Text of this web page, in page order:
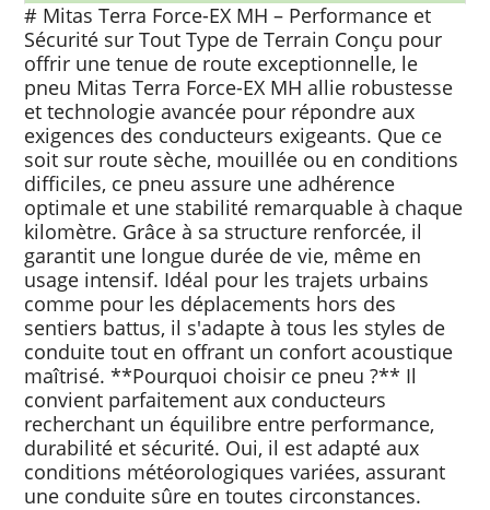
# Mitas Terra Force-EX MH – Performance et
Sécurité sur Tout Type de Terrain Conçu pour
offrir une tenue de route exceptionnelle, le
pneu Mitas Terra Force-EX MH allie robustesse
et technologie avancée pour répondre aux
exigences des conducteurs exigeants. Que ce
soit sur route sèche, mouillée ou en conditions
difficiles, ce pneu assure une adhérence
optimale et une stabilité remarquable à chaque
kilomètre. Grâce à sa structure renforcée, il
garantit une longue durée de vie, même en
usage intensif. Idéal pour les trajets urbains
comme pour les déplacements hors des
sentiers battus, il s'adapte à tous les styles de
conduite tout en offrant un confort acoustique
maîtrisé. **Pourquoi choisir ce pneu ?** Il
convient parfaitement aux conducteurs
recherchant un équilibre entre performance,
durabilité et sécurité. Oui, il est adapté aux
conditions météorologiques variées, assurant
une conduite sûre en toutes circonstances.